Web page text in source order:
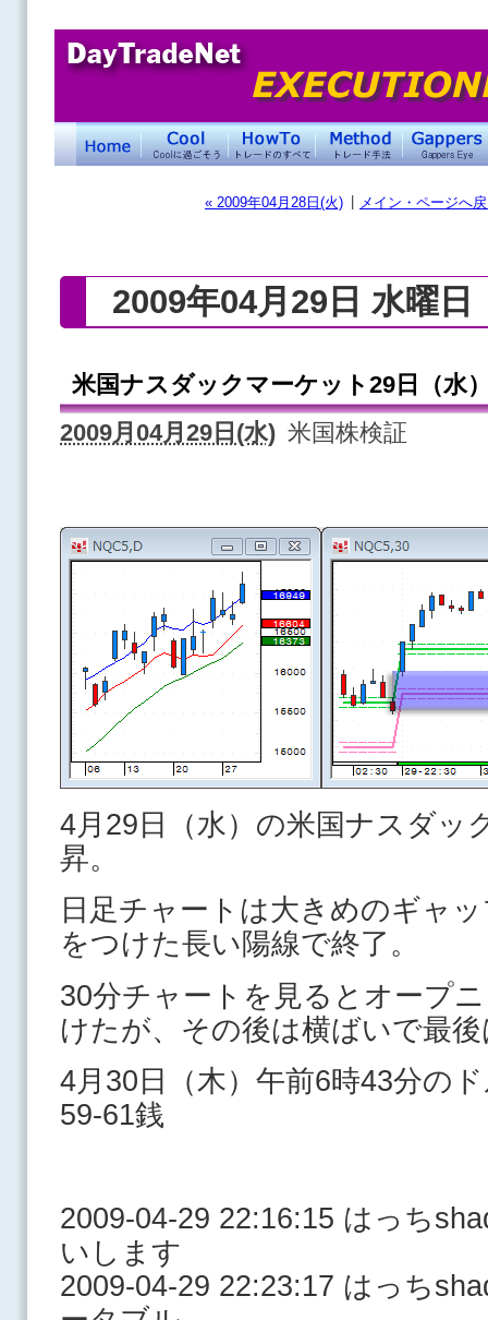
« 2009年04月28日(火) メイン・ページへ
2009年04月29日 水曜日
米国ナスダックマーケット29日（水
2009月04月29日(水) 米国株検証
4月29日（水）の米国ナスダッ
昇。
日足チャートは大きめのギャ
をつけた長い陽線で終了。
30分チャートを見るとオープ
けたが、その後は横ばいで最
4月30日（木）午前6時43分の
59-61銭
2009-04-29 22:16:15 はっち
いします
2009-04-29 22:23:17 はっち